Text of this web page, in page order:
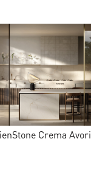
Crema